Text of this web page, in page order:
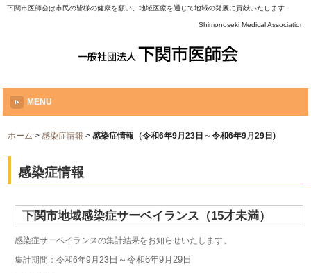
下関市医師会は市民の皆様の健康を願い、地域医療を通じて地域の発展に貢献いたします
Shimonoseki Medical Association
MENU
ホーム >感染症情報 >感染症情報（令和6年9月23日～令和6年9月29日)
感染症情報
下関市地域感染症サーベイランス（15才未満）
感染症サーベイランスの集計結果をお知らせいたします。
集計期間：令和6年9月23 日～令和6年9月29 日